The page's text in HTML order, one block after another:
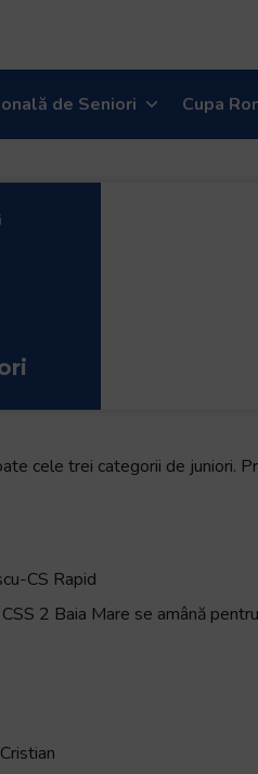
de Seniori Cupa
cele trei categorii de juniori.
CS Rapid
2 Baia Mare se amână